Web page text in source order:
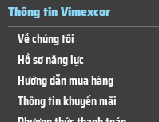
Thông tin Vimexcor
Về chúng tôi
Hồ sơ năng lực
Hướng dẫn mua hàng
Thông tin khuyến mãi